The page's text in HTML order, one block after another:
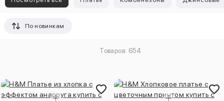
По новинкам
Товаров: 654